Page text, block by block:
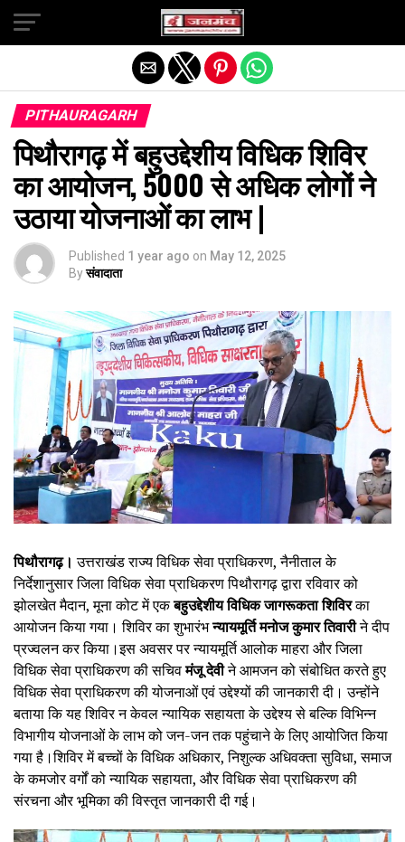
PITHAURAGARH
पिथौरागढ़ में बहुउद्देशीय विधिक शिविर
का आयोजन, 5000 से अधिक लोगों ने
उठाया योजनाओं का लाभ |
Published 1 year ago on May 12, 2025
Byसंवादाता
पिथौरागढ़। उत्तराखंड राज्य विधिक सेवा प्राधिकरण, नैनीताल के
निर्देशानुसार जिला विधिक सेवा प्राधिकरण पिथौरागढ़ द्वारा रविवार को
झोलखेत मैदान, मूना कोट में एकबहुउद्देशीय विधिक जागरूकता शिविरका
आयोजन किया गया। शिविर का शुभारंभन्यायमूर्ति मनोज कुमार तिवारीने दीप
प्रज्वलन कर किया।इस अवसर पर न्यायमूर्ति आलोक माहरा और जिला
विधिक सेवा प्राधिकरण की सचिवमंजू देवीने आमजन को संबोधित करते हुए
विधिक सेवा प्राधिकरण की योजनाओं एवं उद्देश्यों की जानकारी दी। उन्होंने
बताया कि यह शिविर न केवल न्यायिक सहायता के उद्देश्य से बल्कि विभिन्न
विभागीय योजनाओं के लाभ को जन-जन तक पहुंचाने के लिए आयोजित किया
गया है।शिविर में बच्चों के विधिक अधिकार, निशुल्क अधिवक्ता सुविधा, समाज
के कमजोर वर्गों को न्यायिक सहायता, और विधिक सेवा प्राधिकरण की
संरचना और भूमिका की विस्तृत जानकारी दी गई।
Exit mobile version